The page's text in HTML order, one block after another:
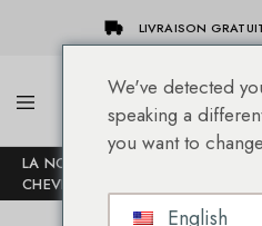
LIVRAISON
She-
Socap
Extensions
LA NOUVELLE BOUTIQUE EN
CHEVEUX SHE® !
We've detected
speaking a
you want to
English